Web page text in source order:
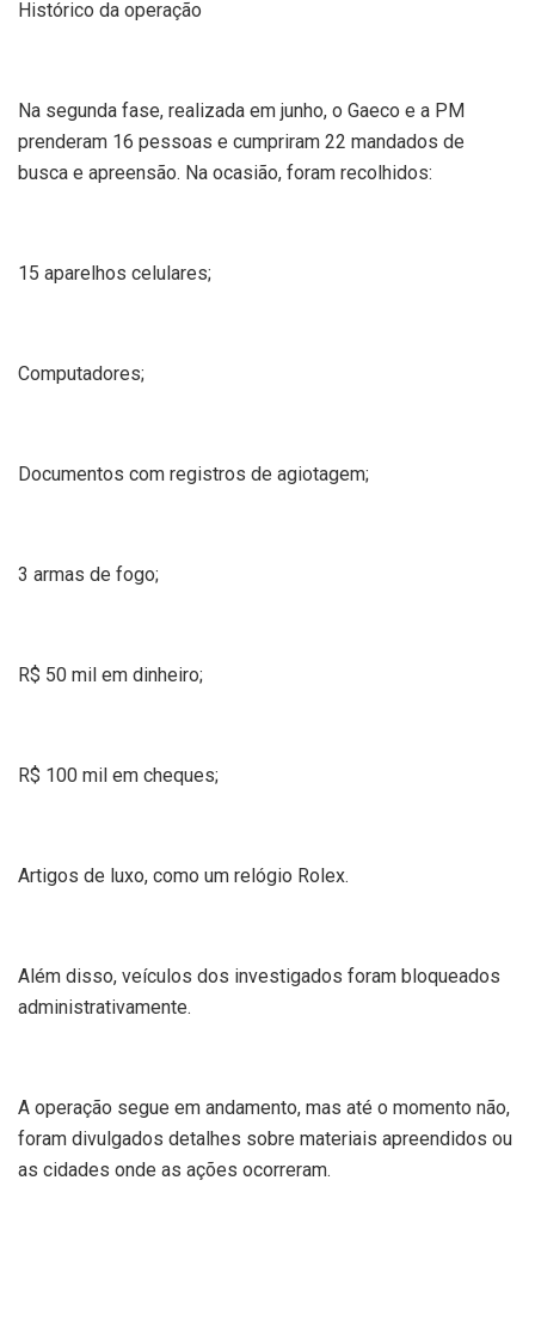
Histórico da operação
Na segunda fase, realizada em junho, o Gaeco e a PM
prenderam 16 pessoas e cumpriram 22 mandados de
busca e apreensão. Na ocasião, foram recolhidos:
15 aparelhos celulares;
Computadores;
Documentos com registros de agiotagem;
3 armas de fogo;
R$ 50 mil em dinheiro;
R$ 100 mil em cheques;
Artigos de luxo, como um relógio Rolex.
Além disso, veículos dos investigados foram bloqueados
administrativamente.
A operação segue em andamento, mas até o momento não,
foram divulgados detalhes sobre materiais apreendidos ou
as cidades onde as ações ocorreram.